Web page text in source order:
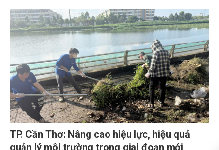
TP. Cần Thơ: Nâng cao hiệu lực, hiệu quả
quản lý môi trường trong giai đoạn mới